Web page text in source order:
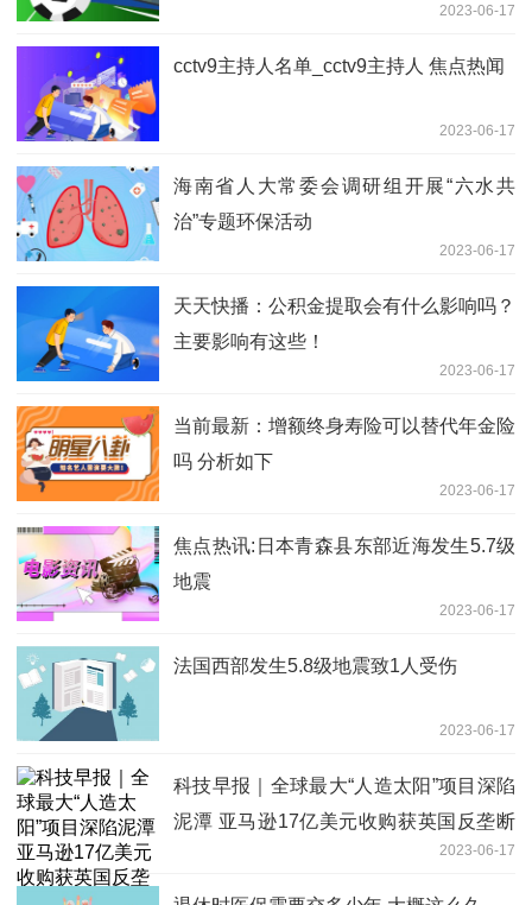
2023-06-17
cctv9主持人名单_cctv9主持人 焦点热闻
2023-06-17
海南省人大常委会调研组开展“六水共
治”专题环保活动
2023-06-17
天天快播：公积金提取会有什么影响吗？
主要影响有这些！
2023-06-17
当前最新：增额终身寿险可以替代年金险
吗 分析如下
2023-06-17
焦点热讯:日本青森县东部近海发生5.7级
地震
2023-06-17
法国西部发生5.8级地震致1人受伤
2023-06-17
科技早报｜全球最大“人造太阳”项目深陷
泥潭 亚马逊17亿美元收购获英国反垄断
2023-06-17